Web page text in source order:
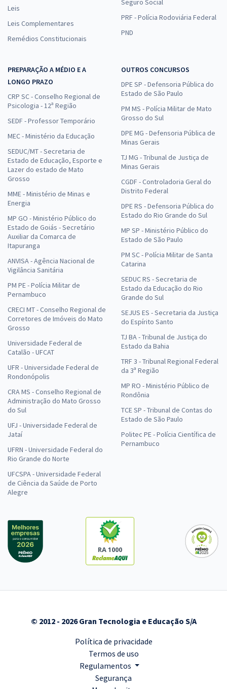
Leis
Leis Complementares
Remédios Constitucionais
Seguro Social
PRF - Polícia Rodoviária Federal
PND
PREPARAÇÃO A MÉDIO E A
LONGO PRAZO
CRP SC - Conselho Regional de
Psicologia - 12ª Região
SEDF - Professor Temporário
MEC - Ministério da Educação
SEDUC/MT - Secretaria de
Estado de Educação, Esporte e
Lazer do estado de Mato
Grosso
MME - Ministério de Minas e
Energia
MP GO - Ministério Público do
Estado de Goiás - Secretário
Auxiliar da Comarca de
Itapuranga
ANVISA - Agência Nacional de
Vigilância Sanitária
PM PE - Polícia Militar de
Pernambuco
CRECI MT - Conselho Regional de
Corretores de Imóveis do Mato
Grosso
Universidade Federal de
Catalão - UFCAT
UFR - Universidade Federal de
Rondonópolis
CRA MS - Conselho Regional de
Administração do Mato Grosso
do Sul
UFJ - Universidade Federal de
Jataí
UFRN - Universidade Federal do
Rio Grande do Norte
UFCSPA - Universidade Federal
de Ciência da Saúde de Porto
Alegre
OUTROS CONCURSOS
DPE SP - Defensoria Pública do
Estado de São Paulo
PM MS - Polícia Militar de Mato
Grosso do Sul
DPE MG - Defensoria Pública de
Minas Gerais
TJ MG - Tribunal de Justiça de
Minas Gerais
CGDF - Controladoria Geral do
Distrito Federal
DPE RS - Defensoria Pública do
Estado do Rio Grande do Sul
MP SP - Ministério Público do
Estado de São Paulo
PM SC - Polícia Militar de Santa
Catarina
SEDUC RS - Secretaria de
Estado da Educação do Rio
Grande do Sul
SEJUS ES - Secretaria da Justiça
do Espírito Santo
TJ BA - Tribunal de Justiça do
Estado da Bahia
TRF 3 - Tribunal Regional Federal
da 3ª Região
MP RO - Ministério Público de
Rondônia
TCE SP - Tribunal de Contas do
Estado de São Paulo
Politec PE - Polícia Científica de
Pernambuco
RA 1000
© 2012 - 2026 Gran Tecnologia e Educação S/A
Política de privacidade
Termos de uso
Regulamentos
Segurança